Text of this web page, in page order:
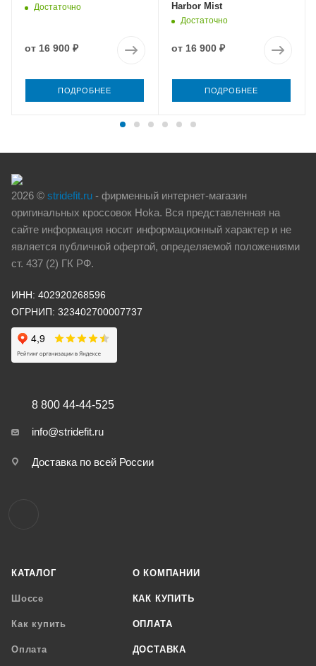
Достаточно
от 16 900 ₽
ПОДРОБНЕЕ
Harbor Mist
Достаточно
от 16 900 ₽
ПОДРОБНЕЕ
2026 © stridefit.ru - фирменный интернет-магазин
оригинальных кроссовок Hoka. Вся представленная на
сайте информация носит информационный характер и не
является публичной офертой, определяемой положениями
ст. 437 (2) ГК РФ.
ИНН: 402920268596
ОГРНИП: 323402700007737
КАТАЛОГ
Шоссе
Как купить
Оплата
О КОМПАНИИ
КАК КУПИТЬ
ОПЛАТА
ДОСТАВКА
8 800 44-44-525
info@stridefit.ru
Доставка по всей России